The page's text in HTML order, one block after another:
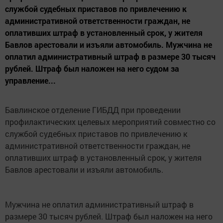
службой судебных приставов по привлечению к
административной ответственности граждан, не
оплативших штраф в установленный срок, у жителя
Бавлов арестовали и изъяли автомобиль. Мужчина не
оплатил административный штраф в размере 30 тысяч
рублей. Штраф был наложен на него судом за
управление...
Бавлинское отделение ГИБДД при проведении
профилактических целевых мероприятий совместно со
службой судебных приставов по привлечению к
административной ответственности граждан, не
оплативших штраф в установленный срок, у жителя
Бавлов арестовали и изъяли автомобиль.
Мужчина не оплатил административный штраф в
размере 30 тысяч рублей. Штраф был наложен на него